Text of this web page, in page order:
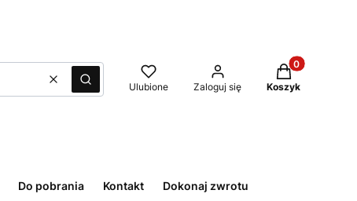
WyczyśćSzukaj Ulubione Zaloguj się
Produkty w
Koszyk
Do pobrania Kontakt Dokonaj zwrotu